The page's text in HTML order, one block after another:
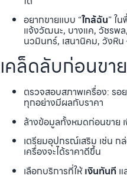
อยากขายแบบ “ใกล้ฉัน” ใ
แจ้งวัฒนะ, บางแค, วัชรพ
นวมินทร์, เสนานิคม, วังหิน
เคล็ดลับก่อนข
ตรวจสอบสภาพเครื่อง: ร
ทุกอย่างมีผลกับราคา
ล้างข้อมูลทั้งหมดก่อนขาย
เตรียมอุปกรณ์เสริม เช่น ก
เครื่องจะได้ราคาดีขึ้น
เลือกบริการที่ให้เงินทันที แ